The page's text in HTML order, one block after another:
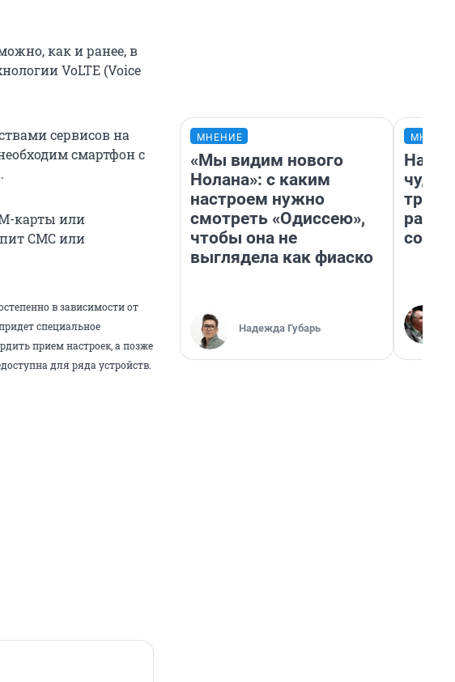
как и ранее, в
VoLTE (Voice
сервисов на
смартфон с
карты или
СМС или
в зависимости от
специальное
прием настроек, а позже
для ряда устройств.
МНЕНИЕ
«Мы видим нового
Нолана»: с каким
настроем нужно
смотреть «Одиссею»,
чтобы она не
выглядела как фиаско
Надежда Губарь